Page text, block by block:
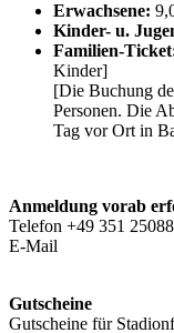
Erwachsene:
Kinder- u.
Familien-
Kinder]
[Die Buchung
Personen. Die
Tag vor Ort in
Anmeldung vorab
Telefon +49 351
E-Mail
Gutscheine
Gutscheine für